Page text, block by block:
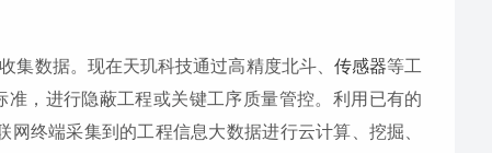
集数据。现在天玑科技通过高精度北斗、传感器等工
，进行隐蔽工程或关键工序质量管控。利用已有的
终端采集到的工程信息大数据进行云计算、挖掘、